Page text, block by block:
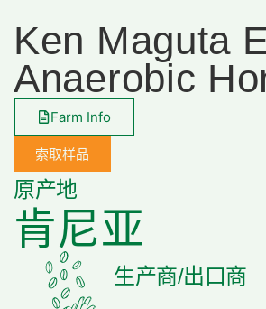
Ken Maguta
Anaerobic
Farm Info
索取样品
原产地
肯尼亚
生产商/出口商